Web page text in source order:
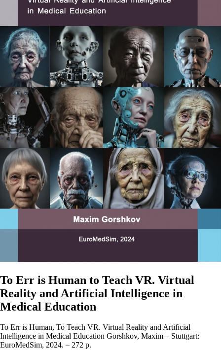
To Err is Human to Teach VR. Virtual
Reality and Artificial Intelligence in
Medical Education
To Err is Human, To Teach VR. Virtual Reality and Artificial
Intelligence in Medical Education Gorshkov, Maxim – Stuttgart:
EuroMedSim, 2024. – 272 p.